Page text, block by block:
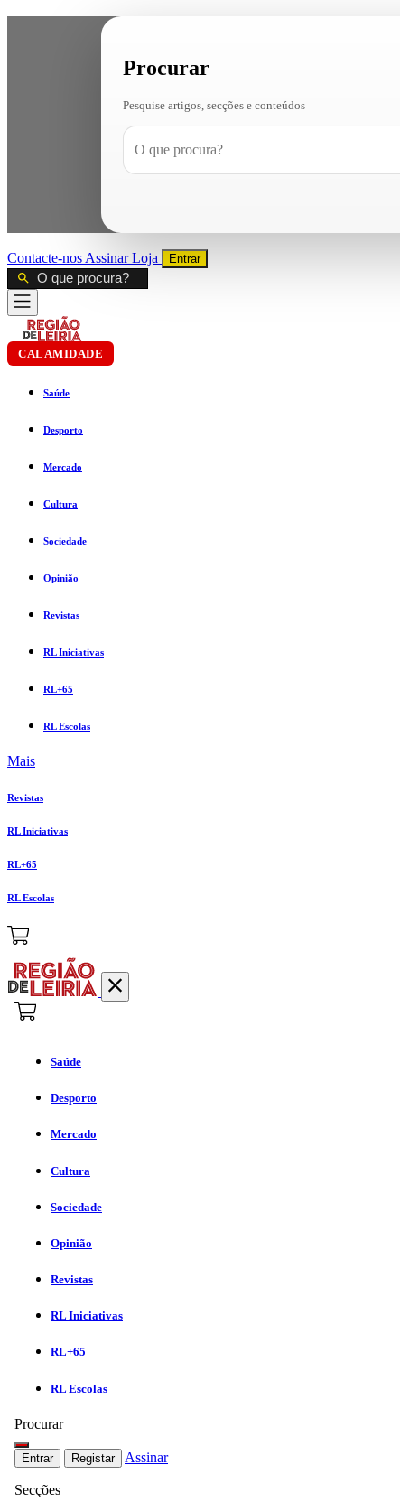
Procurar
Pesquise artigos, secções e conteúdos
Contacte-nos AssinarLoja Entrar
CALAMIDADE
Saúde
Desporto
Mercado
Cultura
Sociedade
Opinião
Revistas
RL Iniciativas
RL+65
RL Escolas
Mais
Revistas
RL Iniciativas
RL+65
RL Escolas
Saúde
Desporto
Mercado
Cultura
Sociedade
Opinião
Revistas
RL Iniciativas
RL+65
RL Escolas
Procurar
Entrar Registar Assinar
Secções